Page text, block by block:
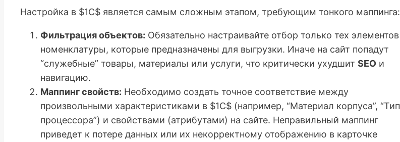
Настройка в $1С$ является самым сложным этапом, требующим тонкого маппинга:
Фильтрация объектов: Обязательно настраивайте отбор только тех элементов
номенклатуры, которые предназначены для выгрузки. Иначе на сайт попадут
“служебные” товары, материалы или услуги, что критически ухудшит SEO и
навигацию.
Маппинг свойств: Необходимо создать точное соответствие между
произвольными характеристиками в $1С$ (например, “Материал корпуса”, “Тип
процессора”) и свойствами (атрибутами) на сайте. Неправильный маппинг
приведет к потере данных или их некорректному отображению в карточке